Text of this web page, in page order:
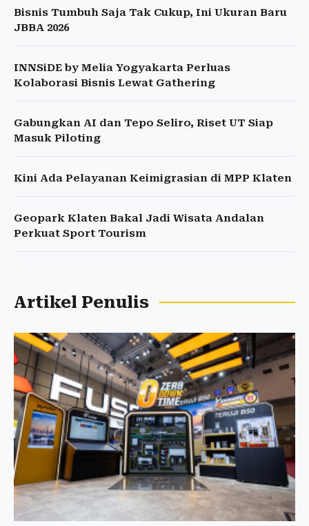
Bisnis Tumbuh Saja Tak Cukup, Ini Ukuran Baru
JBBA 2026
INNSiDE by Melia Yogyakarta Perluas
Kolaborasi Bisnis Lewat Gathering
Gabungkan AI dan Tepo Seliro, Riset UT Siap
Masuk Piloting
Kini Ada Pelayanan Keimigrasian di MPP Klaten
Geopark Klaten Bakal Jadi Wisata Andalan
Perkuat Sport Tourism
Artikel Penulis